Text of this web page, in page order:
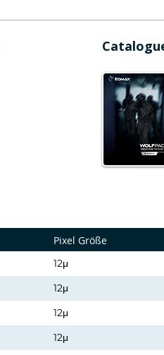
Pixel Größe
12μ
12μ
12μ
12μ